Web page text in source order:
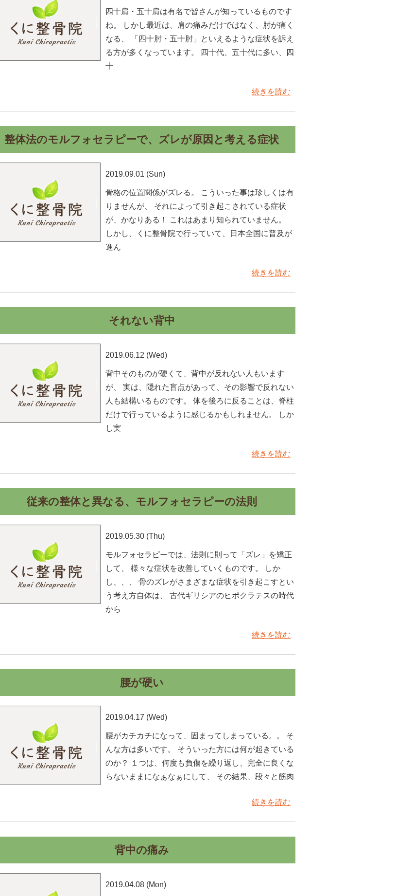
四十肩・五十肩は有名で皆さんが知っているものです
ね。 しかし最近は、肩の痛みだけではなく、肘が痛く
なる、 「四十肘・五十肘」といえるような症状を訴え
る方が多くなっています。 四十代、五十代に多い、四
十
続きを読む
整体法のモルフォセラピーで、ズレが原因と考える症状
2019.09.01 (Sun)
骨格の位置関係がズレる。 こういった事は珍しくは有
りませんが、 それによって引き起こされている症状
が、かなりある！ これはあまり知られていません。
しかし、くに整骨院で行っていて、日本全国に普及が
進ん
続きを読む
それない背中
2019.06.12 (Wed)
背中そのものが硬くて、背中が反れない人もいます
が、 実は、隠れた盲点があって、その影響で反れない
人も結構いるものです。 体を後ろに反ることは、脊柱
だけで行っているように感じるかもしれません。 しか
し実
続きを読む
従来の整体と異なる、モルフォセラピーの法則
2019.05.30 (Thu)
モルフォセラピーでは、法則に則って「ズレ」を矯正
して、 様々な症状を改善していくものです。 しか
し、、、 骨のズレがさまざまな症状を引き起こすとい
う考え方自体は、 古代ギリシアのヒポクラテスの時代
から
続きを読む
腰が硬い
2019.04.17 (Wed)
腰がカチカチになって、固まってしまっている。。 そ
んな方は多いです。 そういった方には何が起きている
のか？ １つは、何度も負傷を繰り返し、完全に良くな
らないままになぁなぁにして、 その結果、段々と筋肉
続きを読む
背中の痛み
2019.04.08 (Mon)